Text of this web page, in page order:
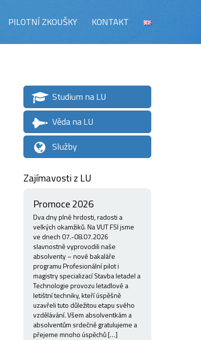
PILOTNÍ ZKOUŠKY KONTAKT
Studium na LU
Věda na LU
Služby
Zajímavosti z LU
Promoce 2026
Dva dny plné hrdosti, radosti a
velkých okamžiků. Na VUT FSI jsme
ve dnech 07.-08.07.2026
slavnostně vyprovodili naše
absolventy – nové bakaláře
programu Profesionální pilot i
magistry specializací Stavba letadel a
Technologie provozu letadlové a
letištní techniky, kteří úspěšně
uzavřeli tuto důležitou etapu svého
vzdělávání. Všem absolventkám a
absolventům srdečně gratulujeme a
přejeme mnoho úspěchů […]